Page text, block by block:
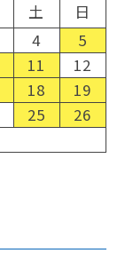
土
日
4
5
11
12
18
19
25
26